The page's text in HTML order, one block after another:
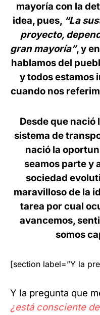
mayoría con la
idea, pues, “La
proyecto,
gran mayoría”, y
hablamos del
y todos estamos
cuando nos
Desde que nació
sistema de
nació la
seamos parte y
sociedad
maravilloso de la
tarea por cual
avancemos,
somos
[section label=”Y la
Y la pregunta que
¿está consciente